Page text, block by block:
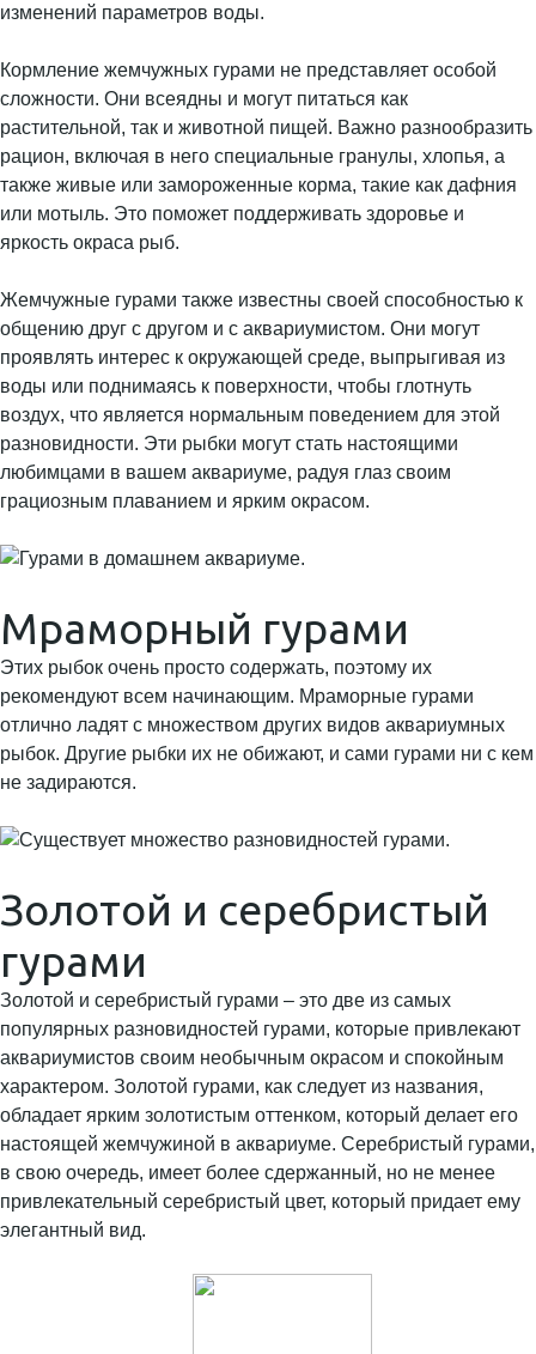
изменений параметров воды.
Кормление жемчужных гурами не представляет особой
сложности. Они всеядны и могут питаться как
растительной, так и животной пищей. Важно разнообразить
рацион, включая в него специальные гранулы, хлопья, а
также живые или замороженные корма, такие как дафния
или мотыль. Это поможет поддерживать здоровье и
яркость окраса рыб.
Жемчужные гурами также известны своей способностью к
общению друг с другом и с аквариумистом. Они могут
проявлять интерес к окружающей среде, выпрыгивая из
воды или поднимаясь к поверхности, чтобы глотнуть
воздух, что является нормальным поведением для этой
разновидности. Эти рыбки могут стать настоящими
любимцами в вашем аквариуме, радуя глаз своим
грациозным плаванием и ярким окрасом.
Мраморный гурами
Этих рыбок очень просто содержать, поэтому их
рекомендуют всем начинающим. Мраморные гурами
отлично ладят с множеством других видов аквариумных
рыбок. Другие рыбки их не обижают, и сами гурами ни с кем
не задираются.
Золотой и серебристый
гурами
Золотой и серебристый гурами – это две из самых
популярных разновидностей гурами, которые привлекают
аквариумистов своим необычным окрасом и спокойным
характером. Золотой гурами, как следует из названия,
обладает ярким золотистым оттенком, который делает его
настоящей жемчужиной в аквариуме. Серебристый гурами,
в свою очередь, имеет более сдержанный, но не менее
привлекательный серебристый цвет, который придает ему
элегантный вид.